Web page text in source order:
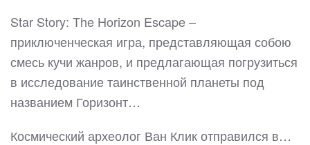
Star Story: The Horizon Escape –
приключенческая игра, представляющая собою
смесь кучи жанров, и предлагающая погрузиться
в исследование таинственной планеты под
названием Горизонт…
Космический археолог Ван Клик отправился в…